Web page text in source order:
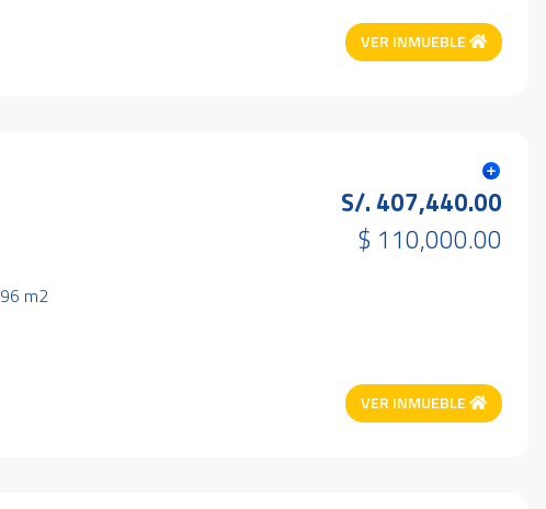
VER INMUEBLE
S/. 407,440.00
$ 110,000.00
96 m2
VER INMUEBLE